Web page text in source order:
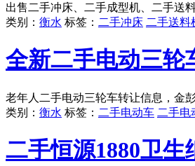
出售二手冲床、二手成型机、二手送
类别： 衡水 标签： 二手冲床 二手送料
全新二手电动三轮
老年人二手电动三轮车转让信息，金
类别： 衡水 标签： 二手电动车 二手电
二手恒源1880卫